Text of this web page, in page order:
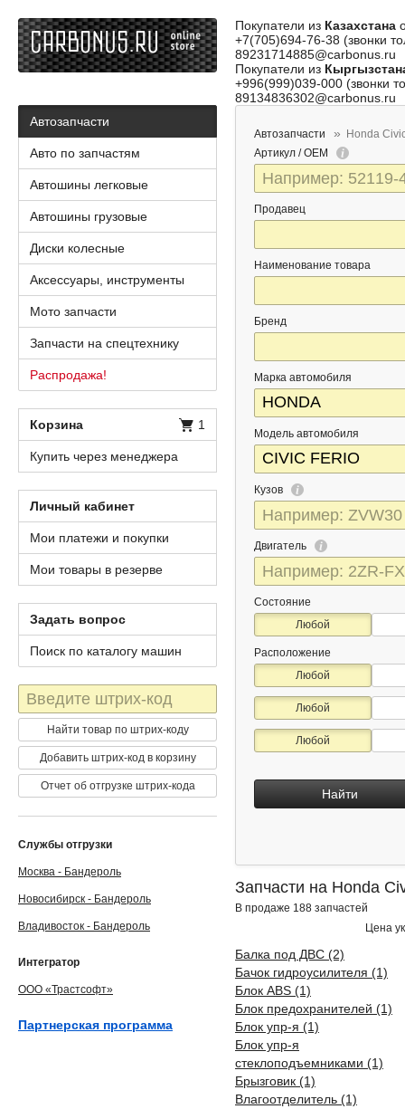
Покупатели из Казахстана
+7(705)694-76-38 (звонки
89231714885@carbonus.ru
Покупатели из
+996(999)039-000 (звонки
89134836302@carbonus.ru
Автозапчасти
Honda
Артикул / OEM
Продавец
Наименование товара
Бренд
Марка автомобиля
Модель автомобиля
Кузов
Двигатель
Состояние
Любой
Расположение
Любой
Любой
Любой
Найти
Запчасти на Honda
В продаже 188 запчастей
Цена
Балка под ДВС (2)
Бачок гидроусилителя (1)
Блок ABS (1)
Блок предохранителей (1)
Блок упр-я (1)
Блок упр-я
стеклоподъемниками (1)
Брызговик (1)
Влагоотделитель (1)
Автозапчасти
Авто по запчастям
Автошины легковые
Автошины грузовые
Диски колесные
Аксессуары, инструменты
Мото запчасти
Запчасти на спецтехнику
Распродажа!
Корзина 1
Купить через менеджера
Личный кабинет
Мои платежи и покупки
Мои товары в резерве
Задать вопрос
Поиск по каталогу машин
Штрих-
код
Найти товар по штрих-коду
Добавить штрих-код в корзину
Отчет об отгрузке штрих-кода
Службы отгрузки
Москва - Бандероль
Новосибирск - Бандероль
Владивосток - Бандероль
Интегратор
ООО «Трастсофт»
Партнерская программа